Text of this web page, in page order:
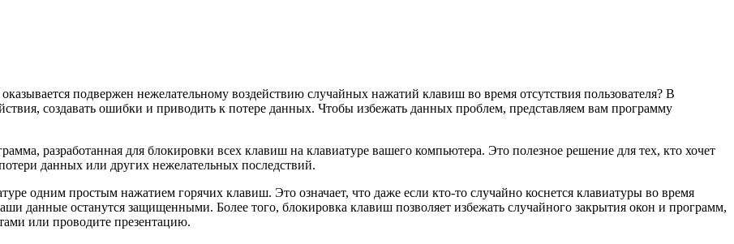
подвержен нежелательному воздействию случайных нажатий клавиш во время отсутствия пользователя? В
создавать ошибки и приводить к потере данных. Чтобы избежать данных проблем, представляем вам программу
разработанная для блокировки всех клавиш на клавиатуре вашего компьютера. Это полезное решение для тех, кто хочет
данных или других нежелательных последствий.
одним простым нажатием горячих клавиш. Это означает, что даже если кто-то случайно коснется клавиатуры во время
данные останутся защищенными. Более того, блокировка клавиш позволяет избежать случайного закрытия окон и программ,
или проводите презентацию.